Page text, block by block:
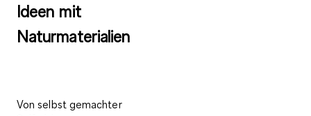
Ideen mit
Naturmaterialien
Von selbst gemachter